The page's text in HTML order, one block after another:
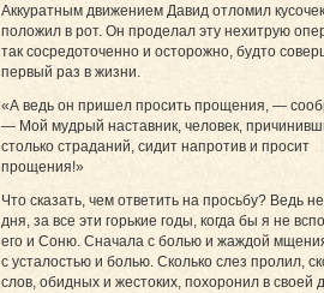
Аккуратным движением Давид отломил
положил в рот. Он проделал эту нехитрую
так сосредоточенно и осторожно, будто
первый раз в жизни.
«А ведь он пришел просить прощения, —
— Мой мудрый наставник, человек,
столько страданий, сидит напротив и просит
прощения!»
Что сказать, чем ответить на просьбу? Ведь
дня, за все эти горькие годы, когда бы я не
его и Соню. Сначала с болью и жаждой
с усталостью и болью. Сколько слез пролил,
слов, обидных и жестоких, похоронил в своей